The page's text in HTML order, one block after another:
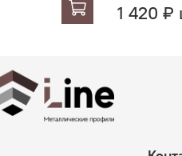
1 420 ₽